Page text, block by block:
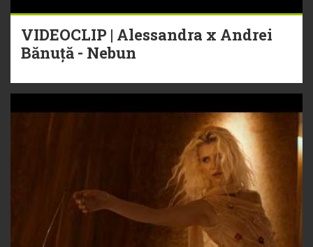
VIDEOCLIP | Alessandra x Andrei
Bănuță - Nebun